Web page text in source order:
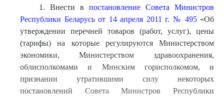
1. Внести в постановление Совета Министров
Республики Беларусь от 14 апреля 2011 г. № 495«Об
утверждении перечней товаров (работ, услуг), цены
(тарифы) на которые регулируются Министерством
экономики, Министерством здравоохранения,
облисполкомами и Минским горисполкомом, и
признании утратившими силу некоторых
постановлений Совета Министров Республики